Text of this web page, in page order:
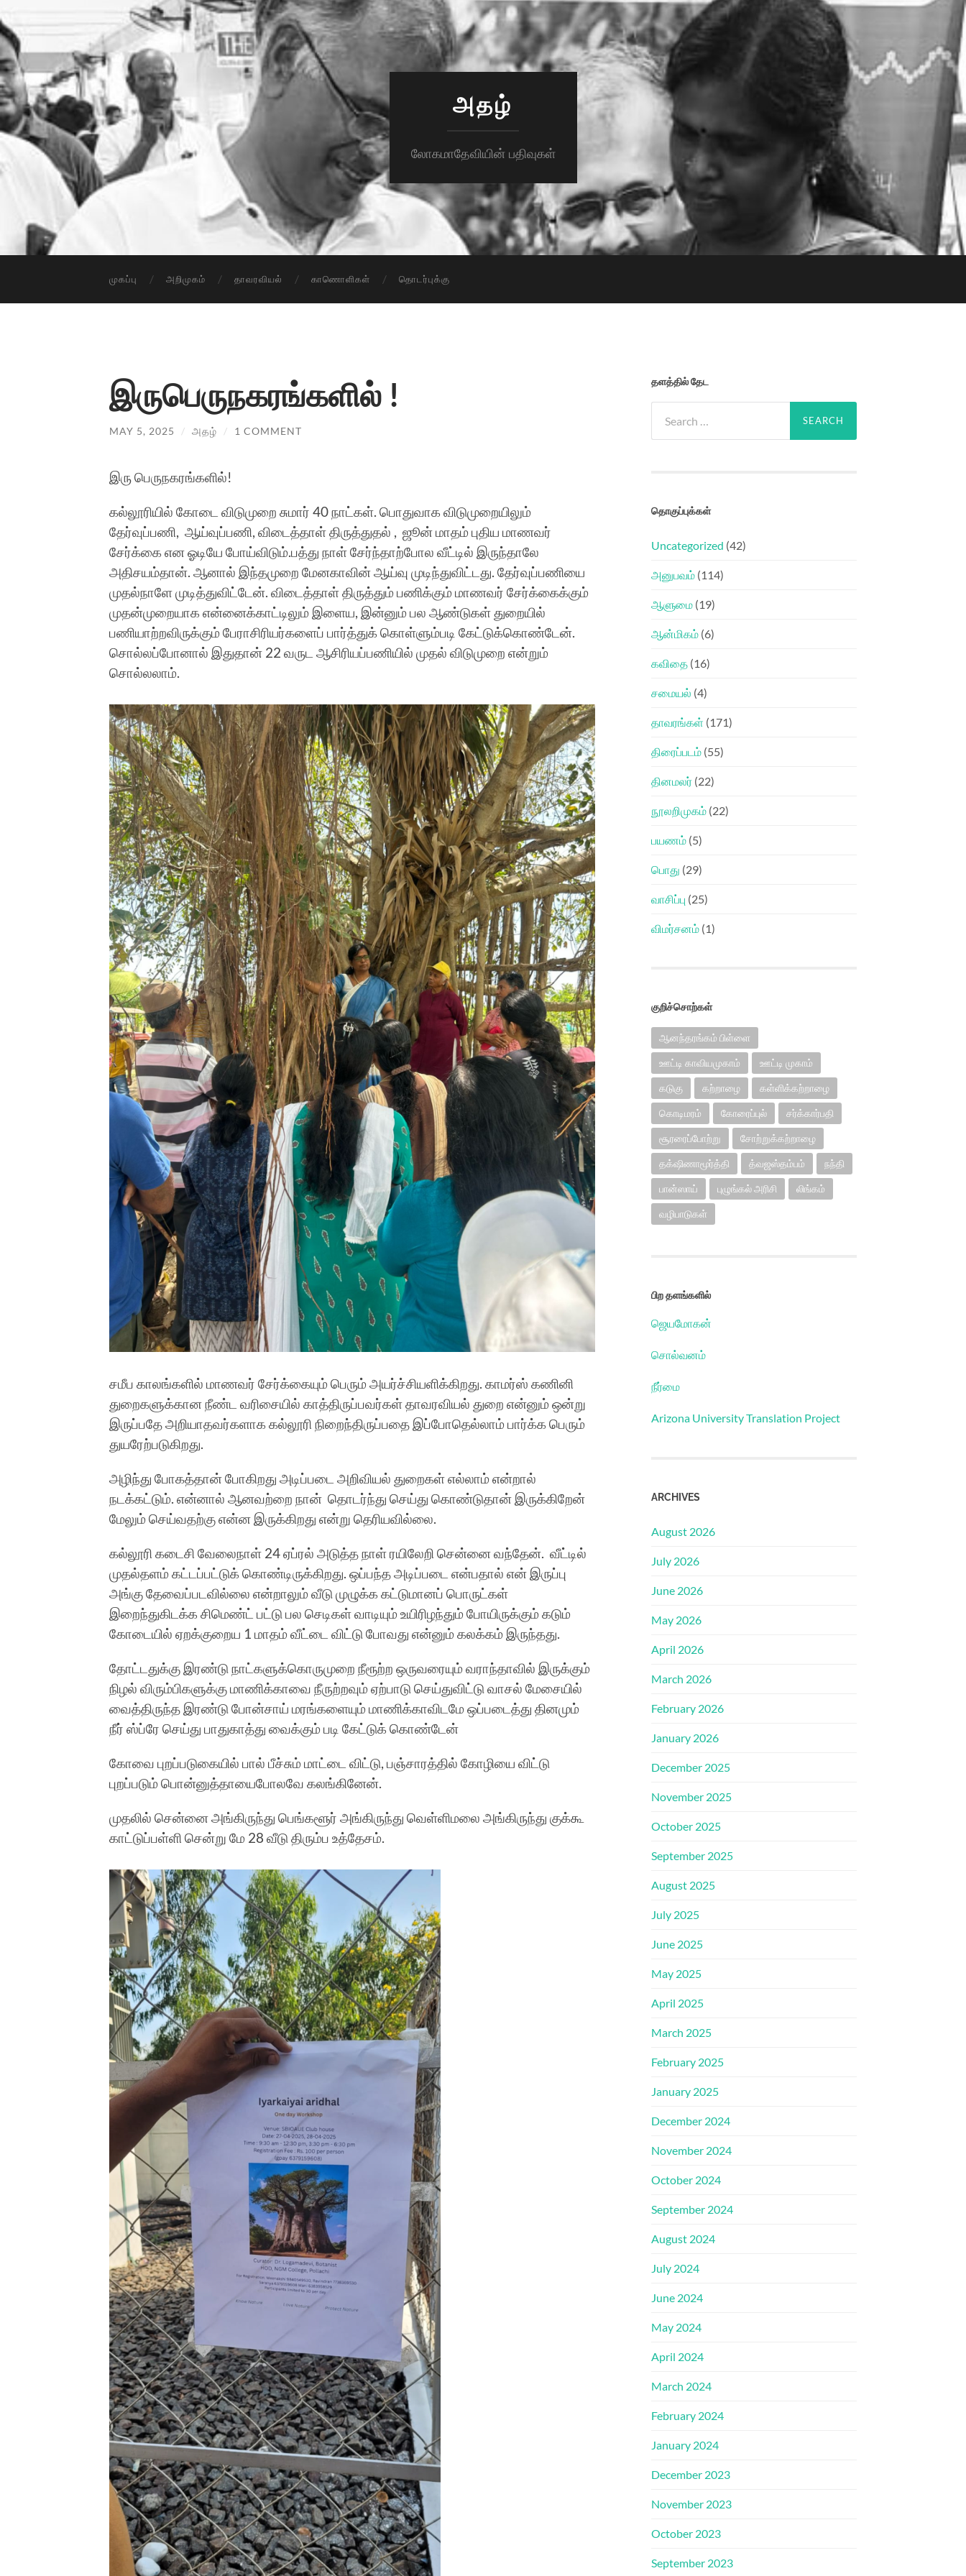
அதழ்
லோகமாதேவியின் பதிவுகள்
முகப்பு அறிமுகம் தாவரவியல் காணொளிகள் தொடர்புக்கு
இருபெருநகரங்களில் !
MAY 5, 2025 / அதழ் / 1 COMMENT
இரு பெருநகரங்களில்!
கல்லூரியில் கோடை விடுமுறை சுமார் 40 நாட்கள். பொதுவாக விடுமுறையிலும்
தேர்வுப்பணி, ஆய்வுப்பணி, விடைத்தாள் திருத்துதல் , ஜூன் மாதம் புதிய மாணவர்
சேர்க்கை என ஓடியே போய்விடும்.பத்து நாள் சேர்ந்தாற்போல வீட்டில் இருந்தாலே
அதிசயம்தான். ஆனால் இந்தமுறை மேனகாவின் ஆய்வு முடிந்துவிட்டது. தேர்வுப்பணியை
முதல்நாளே முடித்துவிட்டேன். விடைத்தாள் திருத்தும் பணிக்கும் மாணவர் சேர்க்கைக்கும்
முதன்முறையாக என்னைக்காட்டிலும் இளைய, இன்னும் பல ஆண்டுகள் துறையில்
பணியாற்றவிருக்கும் பேராசிரியர்களைப் பார்த்துக் கொள்ளும்படி கேட்டுக்கொண்டேன்.
சொல்லப்போனால் இதுதான் 22 வருட ஆசிரியப்பணியில் முதல் விடுமுறை என்றும்
சொல்லலாம்.
சமீப காலங்களில் மாணவர் சேர்க்கையும் பெரும் அயர்ச்சியளிக்கிறது. காமர்ஸ் கணினி
துறைகளுக்கான நீண்ட வரிசையில் காத்திருப்பவர்கள் தாவரவியல் துறை என்னும் ஒன்று
இருப்பதே அறியாதவர்களாக கல்லூரி நிறைந்திருப்பதை இப்போதெல்லாம் பார்க்க பெரும்
துயரேற்படுகிறது.
அழிந்து போகத்தான் போகிறது அடிப்படை அறிவியல் துறைகள் எல்லாம் என்றால்
நடக்கட்டும். என்னால் ஆனவற்றை நான் தொடர்ந்து செய்து கொண்டுதான் இருக்கிறேன்
மேலும் செய்வதற்கு என்ன இருக்கிறது என்று தெரியவில்லை.
கல்லூரி கடைசி வேலைநாள் 24 ஏப்ரல் அடுத்த நாள் ரயிலேறி சென்னை வந்தேன். வீட்டில்
முதல்தளம் கட்டப்பட்டுக் கொண்டிருக்கிறது. ஒப்பந்த அடிப்படை என்பதால் என் இருப்பு
அங்கு தேவைப்படவில்லை என்றாலும் வீடு முழுக்க கட்டுமானப் பொருட்கள்
இறைந்துகிடக்க சிமெண்ட் பட்டு பல செடிகள் வாடியும் உயிரிழந்தும் போயிருக்கும் கடும்
கோடையில் ஏறக்குறைய 1 மாதம் வீட்டை விட்டு போவது என்னும் கலக்கம் இருந்தது.
தோட்டதுக்கு இரண்டு நாட்களுக்கொருமுறை நீரூற்ற ஒருவரையும் வராந்தாவில் இருக்கும்
நிழல் விரும்பிகளுக்கு மாணிக்காவை நீருற்றவும் ஏற்பாடு செய்துவிட்டு வாசல் மேசையில்
வைத்திருந்த இரண்டு போன்சாய் மரங்களையும் மாணிக்காவிடமே ஒப்படைத்து தினமும்
நீர் ஸ்ப்ரே செய்து பாதுகாத்து வைக்கும் படி கேட்டுக் கொண்டேன்
கோவை புறப்படுகையில் பால் பீச்சும் மாட்டை விட்டு, பஞ்சாரத்தில் கோழியை விட்டு
புறப்படும் பொன்னுத்தாயைபோலவே கலங்கினேன்.
முதலில் சென்னை அங்கிருந்து பெங்களூர் அங்கிருந்து வெள்ளிமலை அங்கிருந்து குக்கூ
காட்டுப்பள்ளி சென்று மே 28 வீடு திரும்ப உத்தேசம்.
தளத்தில் தேட
for:
தொகுப்புக்கள்
Uncategorized (42)
அனுபவம் (114)
ஆளுமை (19)
ஆன்மிகம் (6)
கவிதை (16)
சமையல் (4)
தாவரங்கள் (171)
திரைப்படம் (55)
தினமலர் (22)
நூலறிமுகம் (22)
பயணம் (5)
பொது (29)
வாசிப்பு (25)
விமர்சனம் (1)
குறிச்சொற்கள்
ஆனந்தரங்கம் பிள்ளை
ஊட்டி காவியமுகாம் ஊட்டி முகாம்
கடுகு கற்றாழை கள்ளிக்கற்றாழை
கொடிமரம் கோரைப்புல் சர்க்கார்பதி
சூரரைப்போற்று சோற்றுக்கற்றாழை
தக்‌ஷிணாமூர்த்தி த்வஜஸ்தம்பம் நந்தி
பான்ஸாய் புழுங்கல் அரிசி லிங்கம்
வழிபாடுகள்
பிற தளங்களில்
ஜெயமோகன்
சொல்வனம்
நீர்மை
Arizona University Translation Project
ARCHIVES
August 2026
July 2026
June 2026
May 2026
April 2026
March 2026
February 2026
January 2026
December 2025
November 2025
October 2025
September 2025
August 2025
July 2025
June 2025
May 2025
April 2025
March 2025
February 2025
January 2025
December 2024
November 2024
October 2024
September 2024
August 2024
July 2024
June 2024
May 2024
April 2024
March 2024
February 2024
January 2024
December 2023
November 2023
October 2023
September 2023